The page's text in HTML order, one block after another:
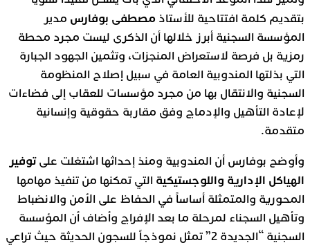
بتقديم كلمة افتتاحية للأستاذ مصطفى بوفارس مدير
المؤسسة السجنية أبرز خلالها أن الذكرى ليست مجرد محطة
رمزية بل فرصة لاستعراض المنجزات، وتثمين الجهود الجبارة
التي بذلتها المندوبية العامة في سبيل إصلاح المنظومة
السجنية والانتقال بها من مجرد مؤسسات للعقاب إلى فضاءات
لإعادة التأهيل والإدماج وفق مقاربة حقوقية وإنسانية
متقدمة.
وأوضح بوفارس أن المندوبية ومنذ إحداثها اشتغلت علىتوفير
الهياكل الإدارية واللوجستيكية التي تمكنها من تنفيذ مهامها
المحورية والمتمثلة أساساً في الحفاظ على الأمن والانضباط
وتأهيل السجناء لمرحلة ما بعد الإفراج وأضاف أن المؤسسة
السجنية “الجديدة 2” تمثل نموذجاً للسجون الحديثة حيث تراعي